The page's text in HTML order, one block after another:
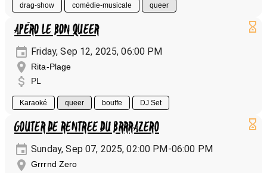
drag-show comédie-musicale queer
APÉRO LE BON QUEER
Friday, Sep 12, 2025, 06:00 PM
Rita-Plage
PL
Karaoké queer bouffe DJ Set
GOUTER DE RENTREE DU BRRRAZERO
Sunday, Sep 07, 2025, 02:00 PM-06:00 PM
Grrrnd Zero